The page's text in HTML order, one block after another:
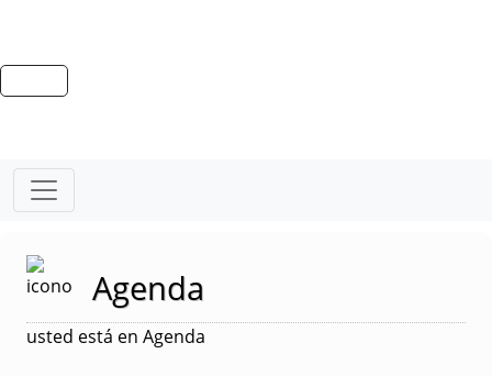
Agenda
usted está en Agenda